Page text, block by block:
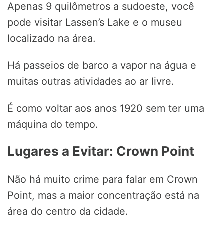
Apenas 9 quilômetros a sudoeste, você
pode visitar Lassen’s Lake e o museu
localizado na área.
Há passeios de barco a vapor na água e
muitas outras atividades ao ar livre.
É como voltar aos anos 1920 sem ter uma
máquina do tempo.
Lugares a Evitar: Crown Point
Não há muito crime para falar em Crown
Point, mas a maior concentração está na
área do centro da cidade.